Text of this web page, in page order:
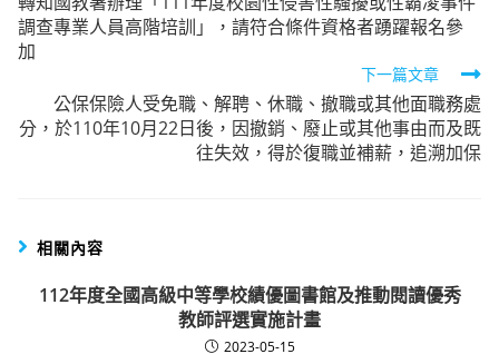
more
articles
調查專業人員高階培訓」，請符合條件資格者踴躍報名參
加
下一篇文章
公保保險人受免職、解聘、休職、撤職或其他面職務處
分，於110年10月22日後，因撤銷、廢止或其他事由而及既
往失效，得於復職並補薪，追溯加保
相關內容
112年度全國高級中等學校績優圖書館及推動閱讀優秀
教師評選實施計畫
2023-05-15